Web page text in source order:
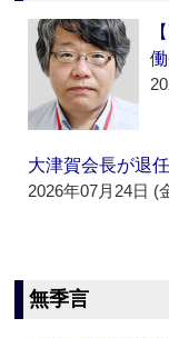
大津賀会長が退
2026年07月24日 (
無季言